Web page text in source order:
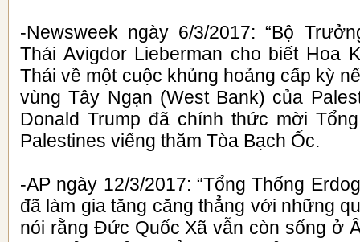
-Newsweek ngày 6/3/2017: “Bộ
Thái Avigdor Lieberman cho biết Hoa
Thái về một cuộc khủng hoảng cấp kỳ
vùng Tây Ngạn (West Bank) của
Donald Trump đã chính thức mời
Palestines viếng thăm Tòa Bạch Ốc.
-AP ngày 12/3/2017: “Tổng Thống
đã làm gia tăng căng thẳng với những
nói rằng Đức Quốc Xã vẫn còn sống ở